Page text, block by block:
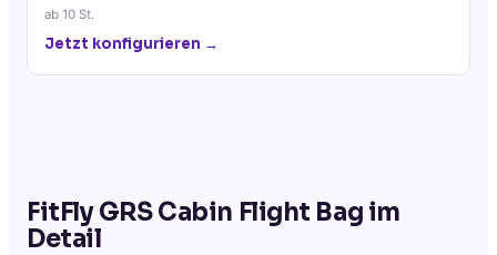
ab 10 St.
Jetzt konfigurieren →
FitFly GRS Cabin Flight Bag im
Detail